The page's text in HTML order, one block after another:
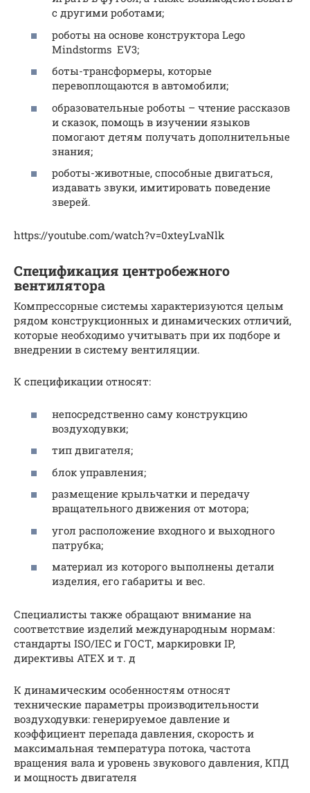
с другими роботами;
роботы на основе конструктора Lego
Mindstorms EV3;
боты-трансформеры, которые
перевоплощаются в автомобили;
образовательные роботы – чтение рассказов
и сказок, помощь в изучении языков
помогают детям получать дополнительные
знания;
роботы-животные, способные двигаться,
издавать звуки, имитировать поведение
зверей.
https://youtube.com/watch?v=0xteyLvaNlk
Спецификация центробежного
вентилятора
Компрессорные системы характеризуются целым
рядом конструкционных и динамических отличий,
которые необходимо учитывать при их подборе и
внедрении в систему вентиляции.
К спецификации относят:
непосредственно саму конструкцию
воздуходувки;
тип двигателя;
блок управления;
размещение крыльчатки и передачу
вращательного движения от мотора;
угол расположение входного и выходного
патрубка;
материал из которого выполнены детали
изделия, его габариты и вес.
Специалисты также обращают внимание на
соответствие изделий международным нормам:
стандарты ISO/IEC и ГОСТ, маркировки IP,
директивы ATEX и т. д
К динамическим особенностям относят
технические параметры производительности
воздуходувки: генерируемое давление и
коэффициент перепада давления, скорость и
максимальная температура потока, частота
вращения вала и уровень звукового давления, КПД
и мощность двигателя